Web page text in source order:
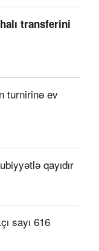
transferini
turnirinə ev
qayıdır
sayı 616